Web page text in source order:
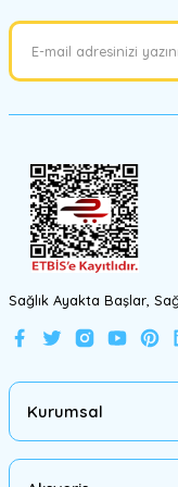
Ürün bilgilerinde
Sağlık Ayakta Başlar,
Kurumsal